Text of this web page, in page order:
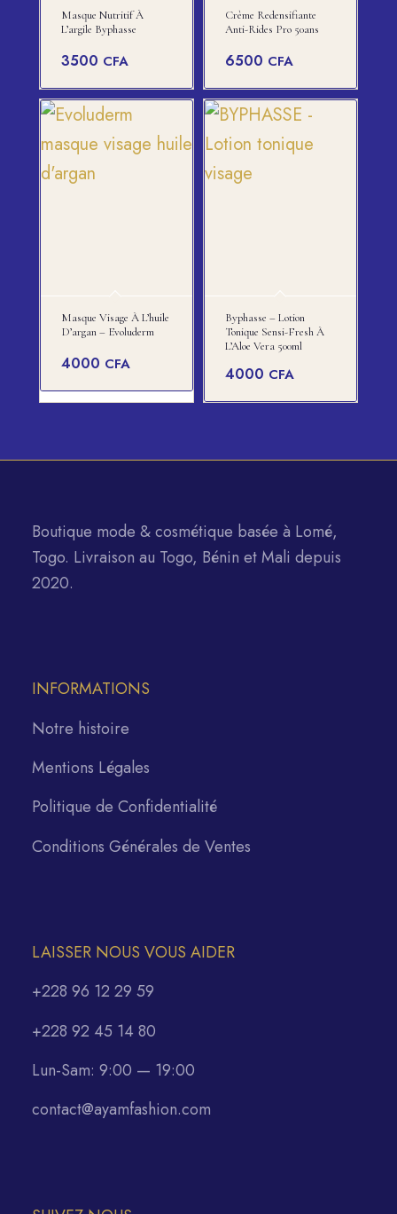
Masque Nutritif À
L’argile Byphasse
3500 CFA
Crème Redensifiante
Anti-Rides Pro 50ans
6500 CFA
Masque Visage À L’huile
D’argan – Evoluderm
4000 CFA
Byphasse – Lotion
Tonique Sensi-Fresh À
L’Aloe Vera 500ml
4000 CFA
Boutique mode & cosmétique basée à Lomé,
Togo. Livraison au Togo, Bénin et Mali depuis
2020.
INFORMATIONS
Notre histoire
Mentions Légales
Politique de Confidentialité
Conditions Générales de Ventes
LAISSER NOUS VOUS AIDER
+228 96 12 29 59
+228 92 45 14 80
Lun-Sam: 9:00 — 19:00
contact@ayamfashion.com